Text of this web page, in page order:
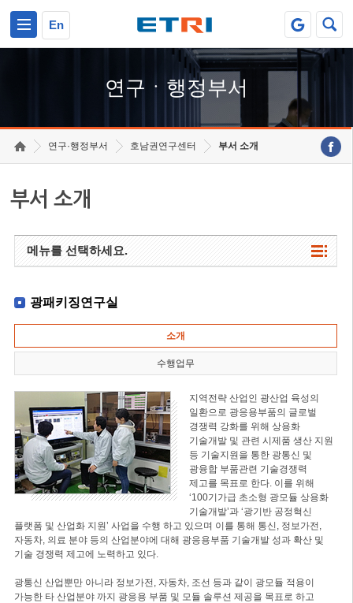
En
연구ㆍ행정부서
연구·행정부서 호남권연구센터 부서 소개
부서 소개
메뉴를 선택하세요.
광패키징연구실
소개
수행업무
지역전략 산업인 광산업 육성의
일환으로 광응용부품의 글로벌
경쟁력 강화를 위해 상용화
기술개발 및 관련 시제품 생산 지원
등 기술지원을 통한 광통신 및
광융합 부품관련 기술경쟁력
제고를 목표로 한다. 이를 위해
‘100기가급 초소형 광모듈 상용화
기술개발’과 ‘광기반 공정혁신
플랫폼 및 산업화 지원’ 사업을 수행 하고 있으며 이를 통해 통신, 정보가전,
자동차, 의료 분야 등의 산업분야에 대해 광응용부품 기술개발 성과 확산 및
기술 경쟁력 제고에 노력하고 있다.
광통신 산업뿐만 아니라 정보가전, 자동차, 조선 등과 같이 광모듈 적용이
가능한 타 산업분야 까지 광응용 부품 및 모듈 솔루션 제공을 목표로 하고